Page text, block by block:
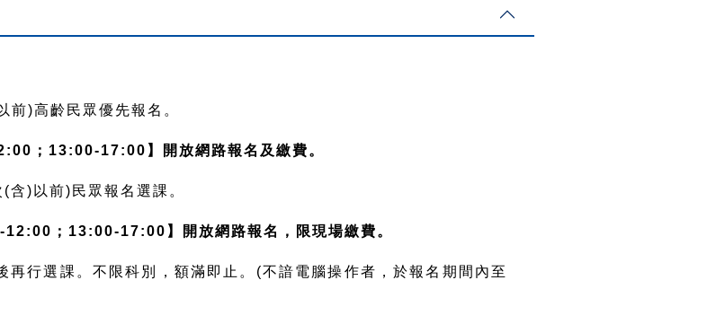
前)高齡民眾優先報名。
；13:00-17:00】開放網路報名及繳費。
含)以前)民眾報名選課。
12:00；13:00-17:00】開放網路報名，限現場繳費。
行選課。不限科別，額滿即止。(不諳電腦操作者，於報名期間內至